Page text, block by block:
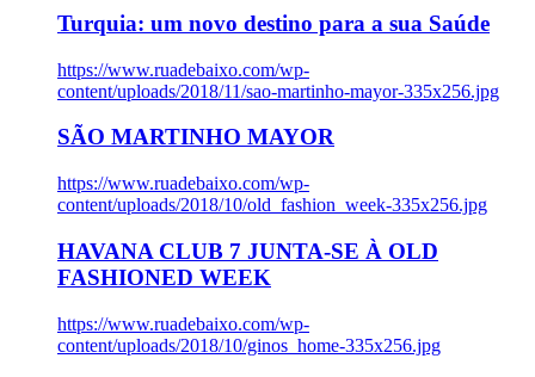
Turquia: um novo destino para a sua Saúde
https://www.ruadebaixo.com/wp-
content/uploads/2018/11/sao-martinho-mayor-335x256.jpg
SÃO MARTINHO MAYOR
https://www.ruadebaixo.com/wp-
content/uploads/2018/10/old_fashion_week-335x256.jpg
HAVANA CLUB 7 JUNTA-SE À OLD
FASHIONED WEEK
https://www.ruadebaixo.com/wp-
content/uploads/2018/10/ginos_home-335x256.jpg